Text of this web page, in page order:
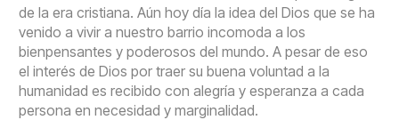
de la era cristiana. Aún hoy día la idea del Dios que se ha
venido a vivir a nuestro barrio incomoda a los
bienpensantes y poderosos del mundo. A pesar de eso
el interés de Dios por traer su buena voluntad a la
humanidad es recibido con alegría y esperanza a cada
persona en necesidad y marginalidad.